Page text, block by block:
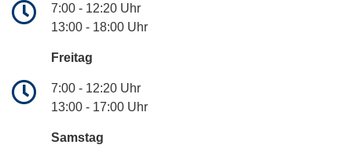
7:00 - 12:20 Uhr
13:00 - 18:00 Uhr
Freitag
7:00 - 12:20 Uhr
13:00 - 17:00 Uhr
Samstag